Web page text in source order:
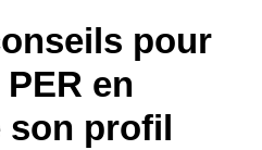
pour
en
profil